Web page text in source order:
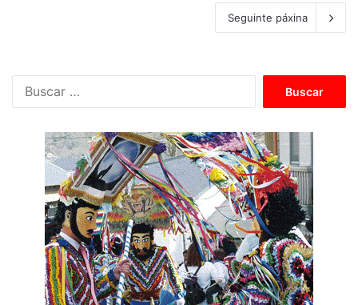
Seguinte páxina
c
a
r
: